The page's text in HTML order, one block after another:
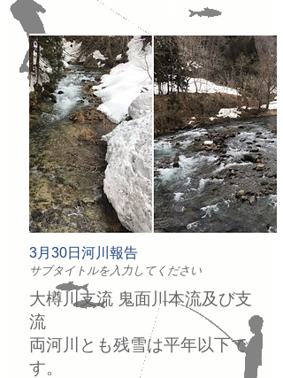
3月30日河川報告
サブタイトルを入力してください
大樽川支流 鬼面川本流及び支
流
両河川とも残雪は平年以下で
す。